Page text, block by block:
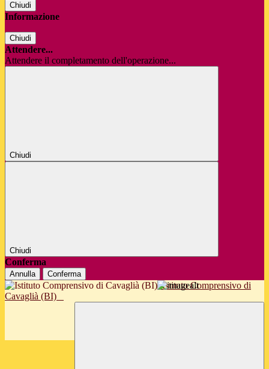
Chiudi
Informazione
Chiudi
Attendere...
Attendere il completamento dell'operazione...
Chiudi
Chiudi
Conferma
Annulla Conferma
Istituto Comprensivo di
Cavaglià (BI)